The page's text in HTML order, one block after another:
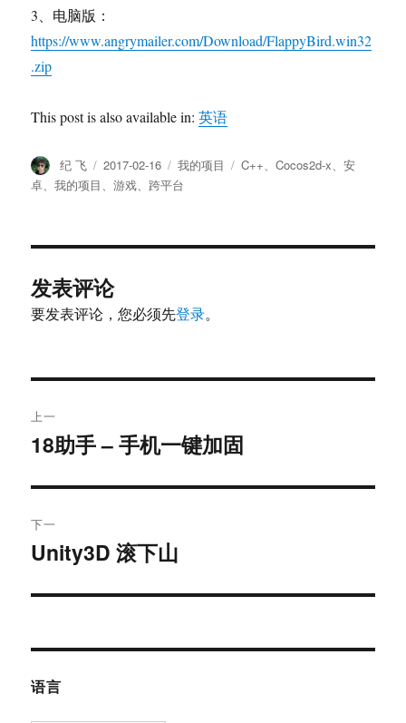
3、电脑版：
https://www.angrymailer.com/Download/FlappyBird.win32
.zip
This post is also available in:英语
作
者
纪 飞
发
布
2017-02-16
分
类
我的项目
标
C++、Cocos2d-x、安
卓、我的项目、游戏、跨平台
发表评论
要发表评论，您必须先登录。
章
航
上一
上
文
章：
18助手 – 手机一键加固
下一
下
文
Unity3D 滚下山
语言